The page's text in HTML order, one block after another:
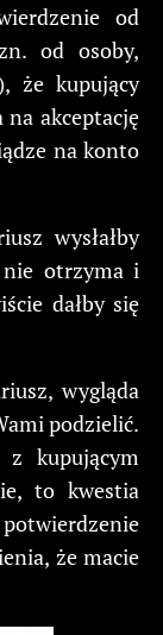
od
od osoby,
że kupujący
na akceptację
na konto
wysłałby
nie otrzyma i
dałby się
wygląda
podzielić.
kupującym
to kwestia
że macie